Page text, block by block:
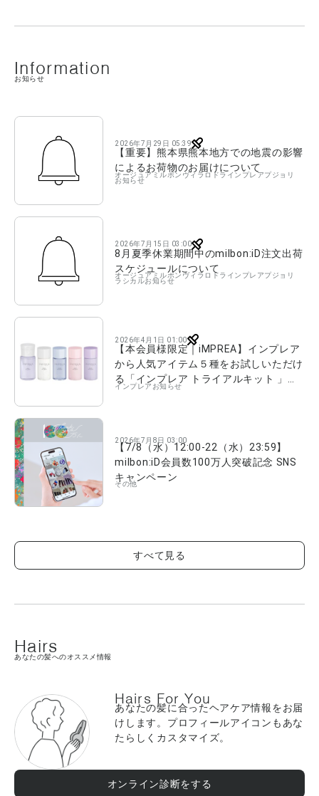
Information
お知らせ
2026年7月29日 05:39
【重要】熊本県熊本地方での地震の影響
によるお荷物のお届けについて
オージュアミルボン ヴィラロドラ インプレアプジョリ
お知らせ
2026年7月15日 03:00
8月夏季休業期間中のmilbon:iD注文出荷
スケジュールについて
オージュアミルボン ヴィラロドラ インプレアプジョリ
ラシカルお知らせ
2026年4月1日 01:00
【本会員様限定｜iMPREA】インプレア
から人気アイテム５種をお試しいただけ
る「インプレア トライアルキット 」が
4/1（水）より数量限定で発売！
インプレア お知らせ
2026年7月8日 03:00
【7/8（水）12:00-22（水）23:59】
milbon:iD会員数100万人突破記念 SNS
キャンペーン
その他
すべて見る
Hairs
あなたの髪へのオススメ情報
Hairs For You
あなたの髪に合ったヘアケア情報をお届
けします。プロフィールアイコンもあな
たらしくカスタマイズ。
オンライン診断をする